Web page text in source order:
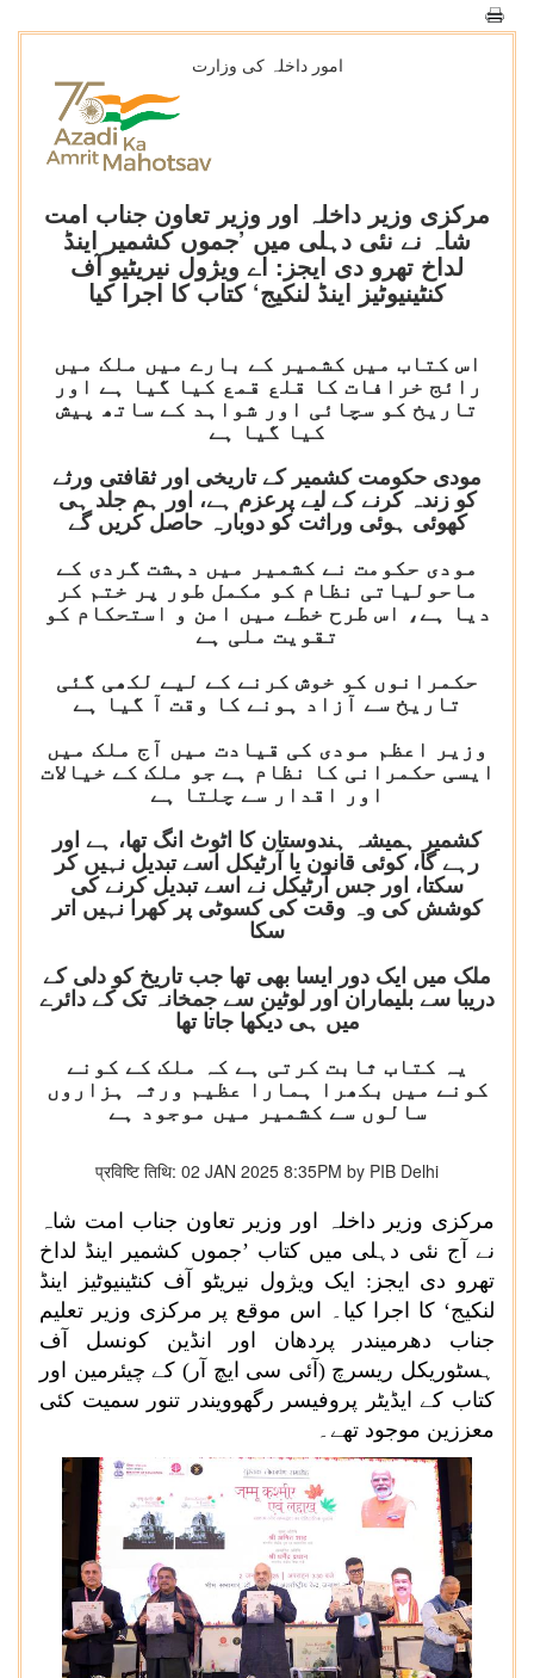
امور داخلہ کی وزارت
مرکزی وزیر داخلہ اور وزیر تعاون جناب امت
شاہ نے نئی دہلی میں ’جموں کشمیر اینڈ
لداخ تھرو دی ایجز: اے ویژول نیریٹیو آف
کنٹینیوٹیز اینڈ لنکیج‘ کتاب کا اجرا کیا
اس کتاب میں کشمیر کے بارے میں ملک میں
رائج خرافات کا قلع قمع کیا گیا ہے اور
تاریخ کو سچائی اور شواہد کے ساتھ پیش
کیا گیا ہے
مودی حکومت کشمیر کے تاریخی اور ثقافتی ورثے
کو زندہ کرنے کے لیے پرعزم ہے، اور ہم جلد ہی
کھوئی ہوئی وراثت کو دوبارہ حاصل کریں گے
مودی حکومت نے کشمیر میں دہشت گردی کے
ماحولیاتی نظام کو مکمل طور پر ختم کر
دیا ہے، اس طرح خطے میں امن و استحکام کو
تقویت ملی ہے
حکمرانوں کو خوش کرنے کے لیے لکھی گئی
تاریخ سے آزاد ہونے کا وقت آ گیا ہے
وزیر اعظم مودی کی قیادت میں آج ملک میں
ایسی حکمرانی کا نظام ہے جو ملک کے خیالات
اور اقدار سے چلتا ہے
کشمیر ہمیشہ ہندوستان کا اٹوٹ انگ تھا، ہے اور
رہے گا، کوئی قانون یا آرٹیکل اسے تبدیل نہیں کر
سکتا، اور جس آرٹیکل نے اسے تبدیل کرنے کی
کوشش کی وہ وقت کی کسوٹی پر کھرا نہیں اتر
سکا
ملک میں ایک دور ایسا بھی تھا جب تاریخ کو دلی کے
دریبا سے بلیماران اور لوٹین سے جمخانہ تک کے دائرے
میں ہی دیکھا جاتا تھا
یہ کتاب ثابت کرتی ہے کہ ملک کے کونے
کونے میں بکھرا ہمارا عظیم ورثہ ہزاروں
سالوں سے کشمیر میں موجود ہے
प्रविष्टि तिथि: 02 JAN 2025 8:35PM by PIB Delhi
مرکزی وزیر داخلہ اور وزیر تعاون جناب امت شاہ
نے آج نئی دہلی میں کتاب ’جموں کشمیر اینڈ لداخ
تھرو دی ایجز: ایک ویژول نیریٹو آف کنٹینیوٹیز اینڈ
لنکیج‘ کا اجرا کیا۔ اس موقع پر مرکزی وزیر تعلیم
جناب دھرمیندر پردھان اور انڈین کونسل آف
ہسٹوریکل ریسرچ (آئی سی ایچ آر) کے چیئرمین اور
کتاب کے ایڈیٹر پروفیسر رگھوویندر تنور سمیت کئی
معززین موجود تھے۔